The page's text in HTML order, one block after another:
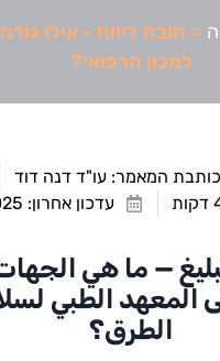
» חובת דיווח - אילו
למכון הרפואי?
כותבת המאמר:עו"ד דנה דוד
עדכון אחרון: 18/12/2025
— ما هي
المعهد الطبي
الطرق؟